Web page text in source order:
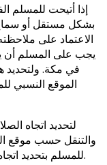
إذا أتيحت للمسلم
بشكل مستقل أو
الاعتماد على
يجب على المسلم أن
في مكة. ولتحديد
الموقع النسبي
لتحديد اتجاه
والتنقل حسب موقع
للمسلم بتحديد اتجاه الكعبة بدقة والصلاة وفقًا لقواعد دينه.